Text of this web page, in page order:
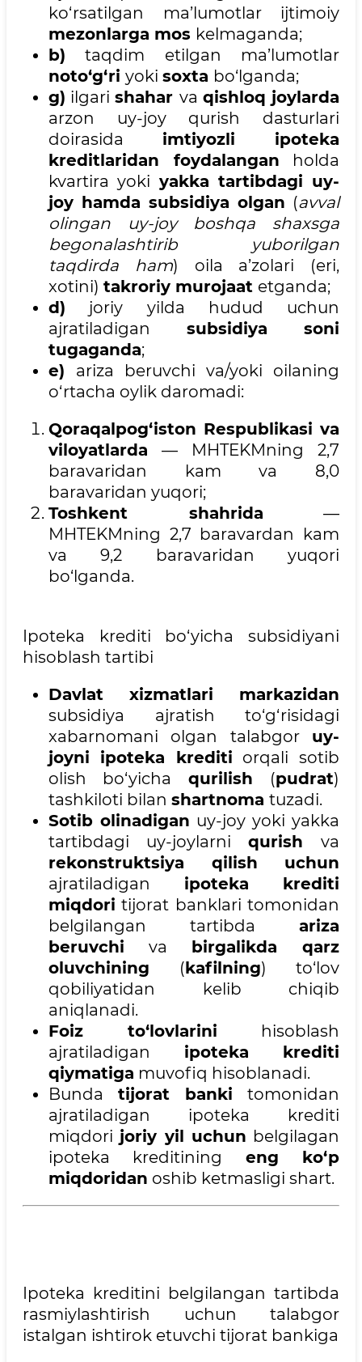
ko‘rsatilgan ma’lumotlar ijtimoiy
mezonlarga mos kelmaganda;
b) taqdim etilgan ma’lumotlar
noto‘g‘ri yoki soxta bo‘lganda;
g) ilgarishahar va qishloq joylarda
arzon uy-joy qurish dasturlari
doirasida imtiyozli ipoteka
kreditlaridan foydalangan holda
kvartira yoki yakka tartibdagi uy-
joy hamda subsidiya olgan (avval
olingan uy-joy boshqa shaxsga
begonalashtirib yuborilgan
taqdirda ham) oila a’zolari (eri,
xotini) takroriy murojaat etganda;
d) joriy yilda hudud uchun
ajratiladigan subsidiya soni
tugaganda;
e) ariza beruvchi va/yoki oilaning
o‘rtacha oylik daromadi:
Qoraqalpog‘iston Respublikasi va
viloyatlarda — MHTEKMning 2,7
baravaridan kam va 8,0
baravaridan yuqori;
Toshkent shahrida —
MHTEKMning 2,7 baravardan kam
va 9,2 baravaridan yuqori
bo‘lganda.
Ipoteka krediti bo‘yicha subsidiyani
hisoblash tartibi
Davlat xizmatlari markazidan
subsidiya ajratish to‘g‘risidagi
xabarnomani olgan talabgor uy-
joyni
ipoteka krediti orqali sotib
olish bo‘yicha qurilish (pudrat)
tashkiloti bilan shartnoma tuzadi.
Sotib olinadigan uy-joy yoki yakka
tartibdagi uy-joylarni qurish va
rekonstruktsiya qilish uchun
ajratiladigan ipoteka krediti
miqdori tijorat banklari tomonidan
belgilangan tartibda ariza
beruvchi va
birgalikda qarz
oluvchining ( kafilning) to‘lov
qobiliyatidan kelib chiqib
aniqlanadi.
Foiz to‘lovlarini hisoblash
ajratiladigan ipoteka krediti
qiymatiga muvofiq hisoblanadi.
Bunda tijorat banki tomonidan
ajratiladigan ipoteka krediti
miqdori joriy yil uchun belgilagan
ipoteka kreditining eng ko‘p
miqdoridan oshib ketmasligi shart.
Ipoteka kreditini belgilangan tartibda
rasmiylashtirish uchun talabgor
istalgan ishtirok etuvchi tijorat bankiga